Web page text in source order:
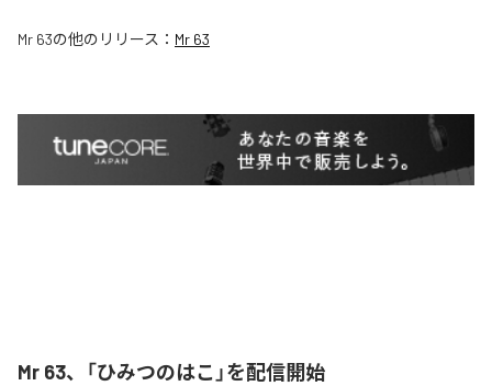
Mr 63の他のリリース： Mr 63
Mr 63、「ひみつのはこ」を配信開始